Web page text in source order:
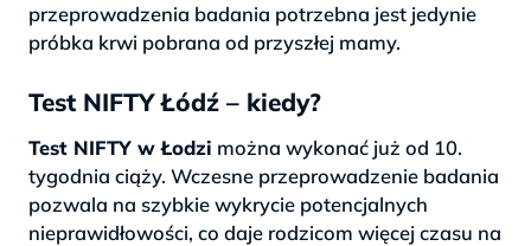
przeprowadzenia badania potrzebna jest jedynie
próbka krwi pobrana od przyszłej mamy.
Test NIFTY Łódź – kiedy?
Test NIFTY w Łodzi można wykonać już od 10.
tygodnia ciąży. Wczesne przeprowadzenie badania
pozwala na szybkie wykrycie potencjalnych
nieprawidłowości, co daje rodzicom więcej czasu na